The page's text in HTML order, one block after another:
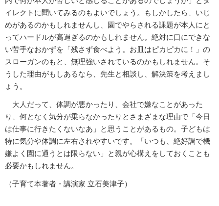
イレクトに聞いてみるのもよいでしょう。もしかしたら、いじ
めがあるのかもしれませんし、園でやらされる課題が本人にと
ってハードルが高過ぎるのかもしれません。絶対に口にできな
い苦手なおかずを「残さず食べよう。お皿はピカピカに！」の
スローガンのもと、無理強いされているのかもしれません。そ
うした理由がもしあるなら、先生と相談し、解決策を考えまし
ょう。
大人だって、体調が悪かったり、会社で嫌なことがあった
り、何となく気分が乗らなかったりとさまざまな理由で「今日
は仕事に行きたくないなあ」と思うことがあるもの。子どもは
特に気分や体調に左右されやすいです。「いつも、絶好調で機
嫌よく園に通うとは限らない」と親が心構えをしておくことも
必要かもしれません。
（子育て本著者・講演家 立石美津子）